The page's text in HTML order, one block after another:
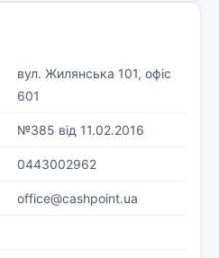
вул. Жилянська 101, офіс
601
№385 від 11.02.2016
0443002962
office@cashpoint.ua